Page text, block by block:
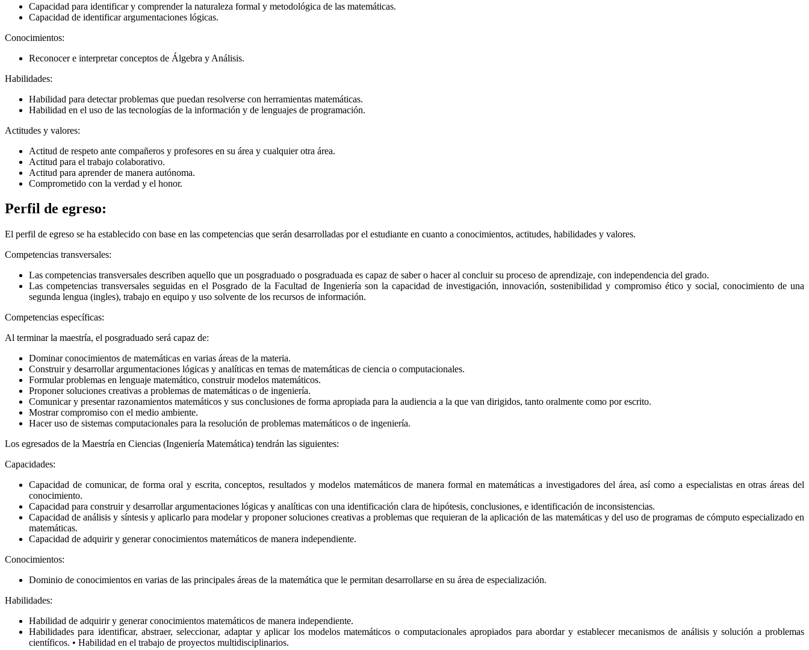
Capacidad para identificar y comprender la naturaleza formal y metodológica de las matemáticas.
Capacidad de identificar argumentaciones lógicas.
Conocimientos:
Reconocer e interpretar conceptos de Álgebra y Análisis.
Habilidades:
Habilidad para detectar problemas que puedan resolverse con herramientas matemáticas.
Habilidad en el uso de las tecnologías de la información y de lenguajes de programación.
Actitudes y valores:
Actitud de respeto ante compañeros y profesores en su área y cualquier otra área.
Actitud para el trabajo colaborativo.
Actitud para aprender de manera autónoma.
Comprometido con la verdad y el honor.
Perfil de egreso:
El perfil de egreso se ha establecido con base en las competencias que serán desarrolladas por el estudiante en cuanto a conocimientos, actitudes, habilidades y valores.
Competencias transversales:
Las competencias transversales describen aquello que un posgraduado o posgraduada es capaz de saber o hacer al concluir su proceso de aprendizaje, con independencia del grado.
Las competencias transversales seguidas en el Posgrado de la Facultad de Ingeniería son la capacidad de investigación, innovación, sostenibilidad y compromiso ético y social, conocimiento de una
segunda lengua (ingles), trabajo en equipo y uso solvente de los recursos de información.
Competencias específicas:
Al terminar la maestría, el posgraduado será capaz de:
Dominar conocimientos de matemáticas en varias áreas de la materia.
Construir y desarrollar argumentaciones lógicas y analíticas en temas de matemáticas de ciencia o computacionales.
Formular problemas en lenguaje matemático, construir modelos matemáticos.
Proponer soluciones creativas a problemas de matemáticas o de ingeniería.
Comunicar y presentar razonamientos matemáticos y sus conclusiones de forma apropiada para la audiencia a la que van dirigidos, tanto oralmente como por escrito.
Mostrar compromiso con el medio ambiente.
Hacer uso de sistemas computacionales para la resolución de problemas matemáticos o de ingeniería.
Los egresados de la Maestría en Ciencias (Ingeniería Matemática) tendrán las siguientes:
Capacidades:
Capacidad de comunicar, de forma oral y escrita, conceptos, resultados y modelos matemáticos de manera formal en matemáticas a investigadores del área, así como a especialistas en otras áreas del
conocimiento.
Capacidad para construir y desarrollar argumentaciones lógicas y analíticas con una identificación clara de hipótesis, conclusiones, e identificación de inconsistencias.
Capacidad de análisis y síntesis y aplicarlo para modelar y proponer soluciones creativas a problemas que requieran de la aplicación de las matemáticas y del uso de programas de cómputo especializado en
matemáticas.
Capacidad de adquirir y generar conocimientos matemáticos de manera independiente.
Conocimientos:
Dominio de conocimientos en varias de las principales áreas de la matemática que le permitan desarrollarse en su área de especialización.
Habilidades:
Habilidad de adquirir y generar conocimientos matemáticos de manera independiente.
Habilidades para identificar, abstraer, seleccionar, adaptar y aplicar los modelos matemáticos o computacionales apropiados para abordar y establecer mecanismos de análisis y solución a problemas
científicos. • Habilidad en el trabajo de proyectos multidisciplinarios.